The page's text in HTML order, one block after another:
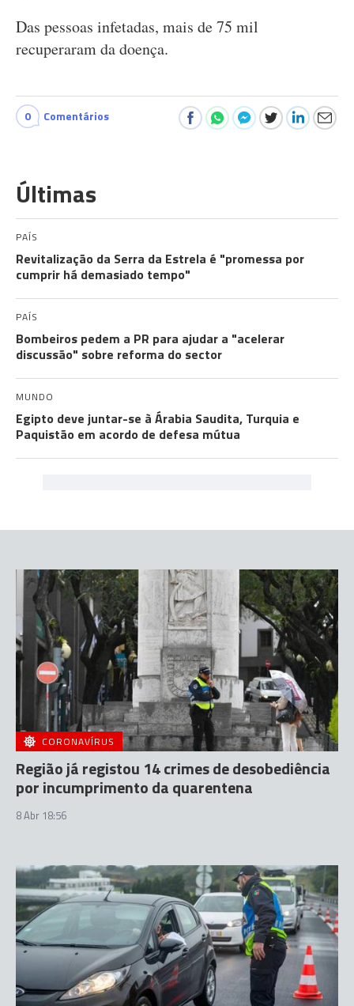
Das pessoas infetadas, mais de 75 mil
recuperaram da doença.
0 Comentários
Últimas
PAÍS
Revitalização da Serra da Estrela é "promessa por
cumprir há demasiado tempo"
PAÍS
Bombeiros pedem a PR para ajudar a "acelerar
discussão" sobre reforma do sector
MUNDO
Egipto deve juntar-se à Árabia Saudita, Turquia e
Paquistão em acordo de defesa mútua
CORONAVÍRUS
Região já registou 14 crimes de desobediência
por incumprimento da quarentena
8 Abr 18:56